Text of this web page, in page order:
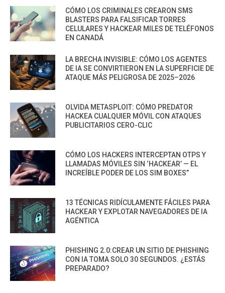
CÓMO LOS CRIMINALES CREARON SMS
BLASTERS PARA FALSIFICAR TORRES
CELULARES Y HACKEAR MILES DE TELÉFONOS
EN CANADÁ
LA BRECHA INVISIBLE: CÓMO LOS AGENTES
DE IA SE CONVIRTIERON EN LA SUPERFICIE DE
ATAQUE MÁS PELIGROSA DE 2025–2026
OLVIDA METASPLOIT: CÓMO PREDATOR
HACKEA CUALQUIER MÓVIL CON ATAQUES
PUBLICITARIOS CERO-CLIC
CÓMO LOS HACKERS INTERCEPTAN OTPS Y
LLAMADAS MÓVILES SIN ‘HACKEAR’ — EL
INCREÍBLE PODER DE LOS SIM BOXES”
13 TÉCNICAS RIDÍCULAMENTE FÁCILES PARA
HACKEAR Y EXPLOTAR NAVEGADORES DE IA
AGÉNTICA
PHISHING 2.0:CREAR UN SITIO DE PHISHING
CON IA TOMA SOLO 30 SEGUNDOS. ¿ESTÁS
PREPARADO?